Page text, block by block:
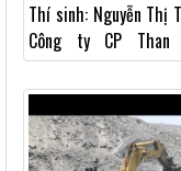
Thí sinh: Nguyễn Thị
Công ty CP
Vinacomin